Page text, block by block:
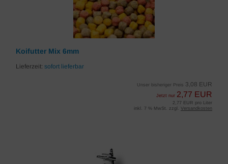
Koifutter Mix 6mm
Lieferzeit: sofort lieferbar
Unser bisheriger Preis 3,08 EUR
Jetzt nur 2,77 EUR
2,77 EUR pro Liter
inkl. 7 % MwSt. zzgl. Versandkosten